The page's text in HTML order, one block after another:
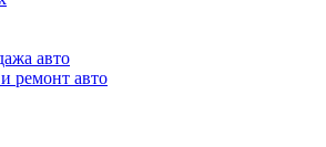
авто
ремонт авто